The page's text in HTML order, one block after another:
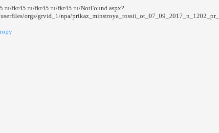
fkr45.ru/fkr45.ru/fkr45.ru/NotFound.aspx?
orgs/grvid_1/npa/